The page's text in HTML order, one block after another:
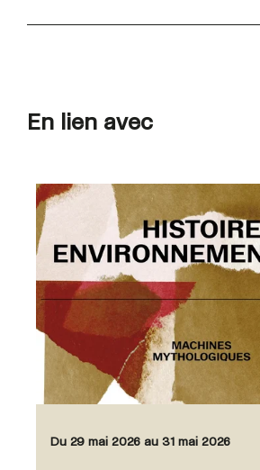
En lien avec
Du 29 mai 2026 au 31 mai 2026